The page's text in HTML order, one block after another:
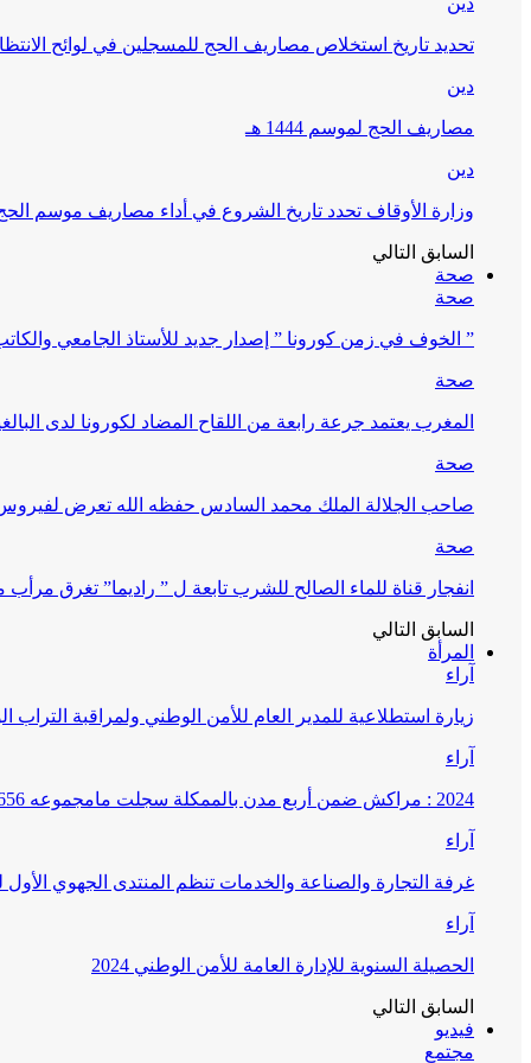
تحديد تاريخ استخلاص مصاريف الحج للمسجلين في لوائح
دين
مصاريف الحج لموسم 1444 هـ
دين
وزارة الأوقاف تحدد تاريخ الشروع في أداء مصاريف موسم الحج لـ
السابق التالي
صحة
صحة
” الخوف في زمن كورونا ” إصدار جديد للأستاذ الجامعي
صحة
المغرب يعتمد جرعة رابعة من اللقاح المضاد لكورونا لدى البالغين 60 سنة فما فوق
صحة
صاحب الجلالة الملك محمد السادس حفظه الله تعرض لفيروس كورونا
صحة
انفجار قناة للماء الصالح للشرب تابعة ل ” راديما” تغرق
السابق التالي
المرأة
آراء
زيارة استطلاعية للمدير العام للأمن الوطني ولمراقبة التراب
آراء
2024 : مراكش ضمن أربع مدن بالممكلة سجلت مامجموعه 656 قضية تتعلق بغسيل الأموال
آراء
غرفة التجارة والصناعة والخدمات تنظم المنتدى الجهوي
آراء
الحصيلة السنوية للإدارة العامة للأمن الوطني 2024
السابق التالي
فيديو
مجتمع